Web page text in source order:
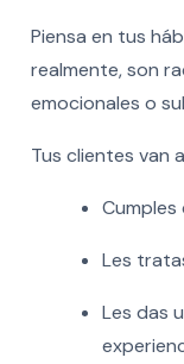
Piensa en tus
realmente, son
emocionales o
Tus clientes van
Les
Les das